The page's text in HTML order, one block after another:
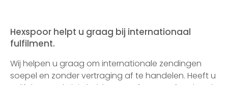
Hexspoor helpt u graag bij internationaal
fulfilment.
Wij helpen u graag om internationale zendingen
soepel en zonder vertraging af te handelen. Heeft u